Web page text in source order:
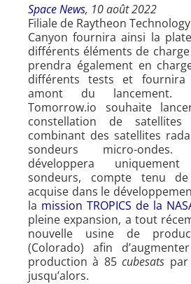
Space News, 10 août 2022
Filiale de Raytheon Technology
Canyon fournira ainsi la
différents éléments de
prendra également en
différents tests et fournira
amont du lancement.
Tomorrow.io souhaite
constellation de satellites
combinant des satellites
sondeurs micro-
développera
sondeurs, compte tenu
acquise dans le
la mission TROPICS de la
pleine expansion, a tout
nouvelle usine de
(Colorado) afin
production à 85cubesats
jusqu’alors.